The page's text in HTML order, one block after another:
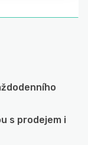
s prodejem i